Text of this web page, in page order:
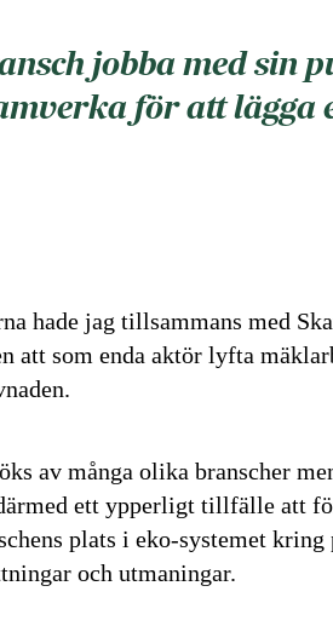
jobba med sin
för att lägga
hade jag tillsammans med
att som enda aktör lyfta
av många olika branscher
ett ypperligt tillfälle att
plats i eko-systemet kring
och utmaningar.